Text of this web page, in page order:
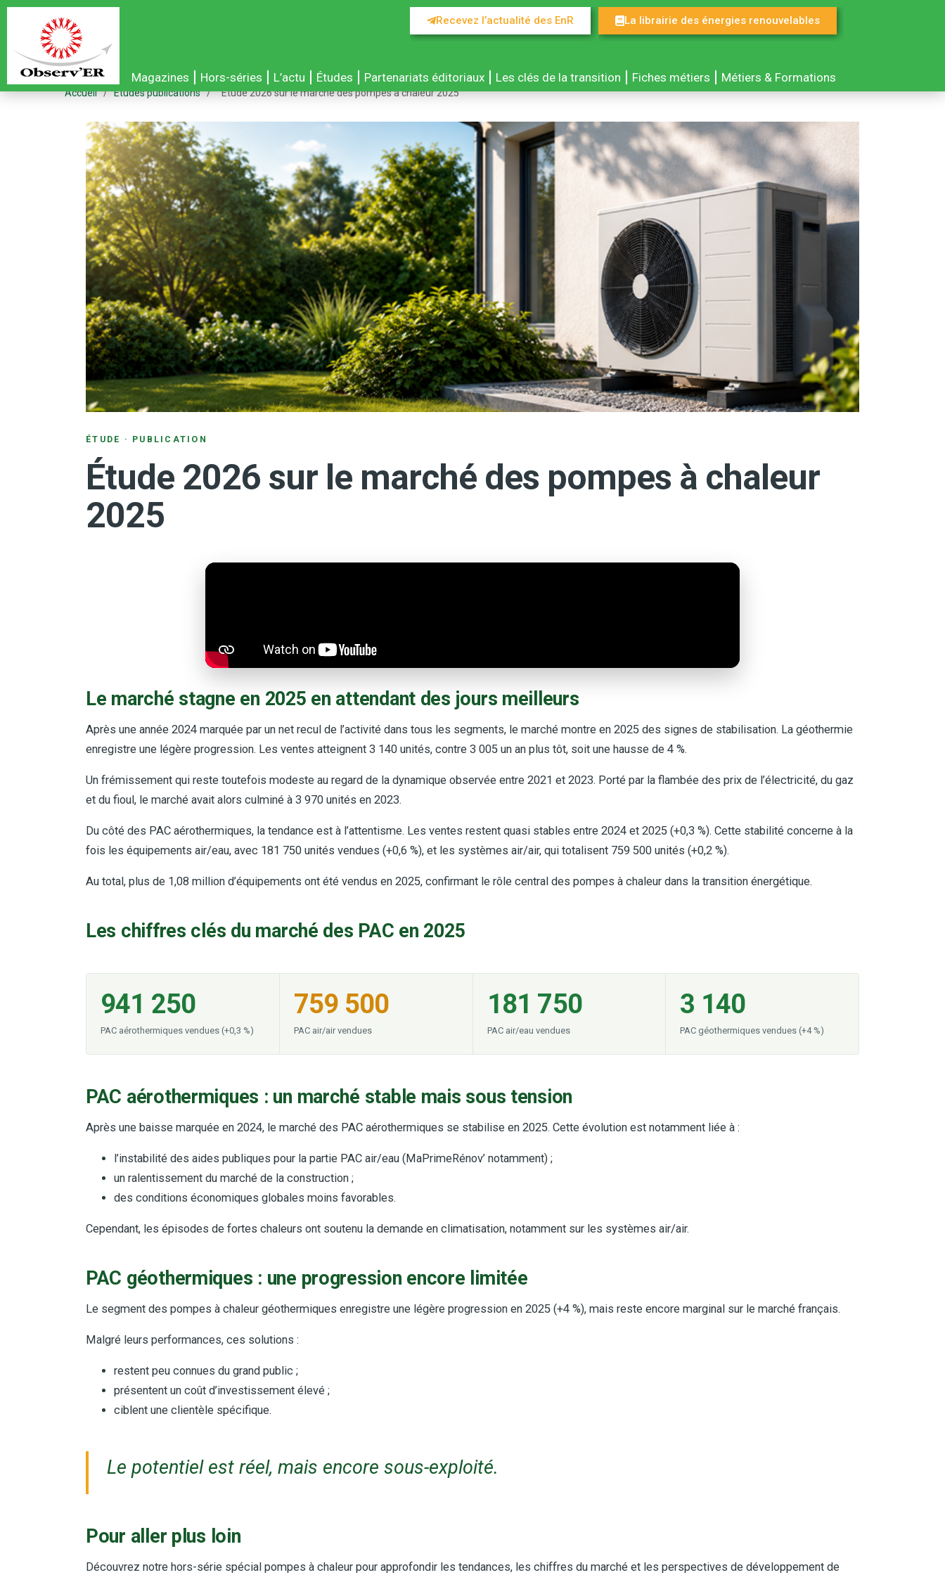
Recevez l’actualité des EnR La librairie des énergies renouvelables
Magazines Hors-séries L’actu Études Partenariats éditoriaux Les clés de la transition Fiches métiers Métiers & Formations
Accueil / Études publications / Étude 2026 sur le marché des pompes à chaleur 2025
ÉTUDE · PUBLICATION
Étude 2026 sur le marché des pompes à chaleur
2025
Le marché stagne en 2025 en attendant des jours meilleurs
Après une année 2024 marquée par un net recul de l’activité dans tous les segments, le marché montre en 2025 des signes de stabilisation. La géothermie
enregistre une légère progression. Les ventes atteignent 3 140 unités, contre 3 005 un an plus tôt, soit une hausse de 4 %.
Un frémissement qui reste toutefois modeste au regard de la dynamique observée entre 2021 et 2023. Porté par la flambée des prix de l’électricité, du gaz
et du fioul, le marché avait alors culminé à 3 970 unités en 2023.
Du côté des PAC aérothermiques, la tendance est à l’attentisme. Les ventes restent quasi stables entre 2024 et 2025 (+0,3 %). Cette stabilité concerne à la
fois les équipements air/eau, avec 181 750 unités vendues (+0,6 %), et les systèmes air/air, qui totalisent 759 500 unités (+0,2 %).
Au total, plus de 1,08 million d’équipements ont été vendus en 2025, confirmant le rôle central des pompes à chaleur dans la transition énergétique.
Les chiffres clés du marché des PAC en 2025
941 250
PAC aérothermiques vendues (+0,3 %)
759 500
PAC air/air vendues
181 750
PAC air/eau vendues
3 140
PAC géothermiques vendues (+4 %)
PAC aérothermiques : un marché stable mais sous tension
Après une baisse marquée en 2024, le marché des PAC aérothermiques se stabilise en 2025. Cette évolution est notamment liée à :
l’instabilité des aides publiques pour la partie PAC air/eau (MaPrimeRénov’ notamment) ;
un ralentissement du marché de la construction ;
des conditions économiques globales moins favorables.
Cependant, les épisodes de fortes chaleurs ont soutenu la demande en climatisation, notamment sur les systèmes air/air.
PAC géothermiques : une progression encore limitée
Le segment des pompes à chaleur géothermiques enregistre une légère progression en 2025 (+4 %), mais reste encore marginal sur le marché français.
Malgré leurs performances, ces solutions :
restent peu connues du grand public ;
présentent un coût d’investissement élevé ;
ciblent une clientèle spécifique.
Le potentiel est réel, mais encore sous-exploité.
Pour aller plus loin
Découvrez notre hors-série spécial pompes à chaleur pour approfondir les tendances, les chiffres du marché et les perspectives de développement de